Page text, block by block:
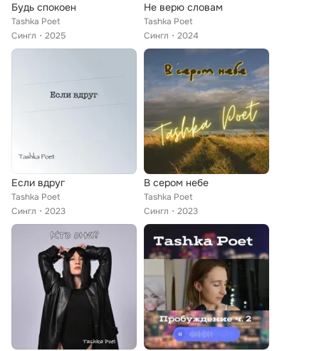
Будь спокоен
Tashka Poet
Сингл
2025
Не верю словам
Tashka Poet
Сингл
2024
Если вдруг
Tashka Poet
Сингл
2023
В сером небе
Tashka Poet
Сингл
2023